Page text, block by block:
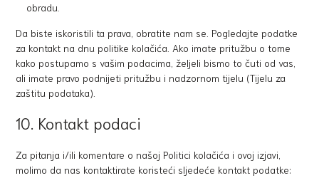
obradu.
Da biste iskoristili ta prava, obratite nam se. Pogledajte podatke
za kontakt na dnu politike kolačića. Ako imate pritužbu o tome
kako postupamo s vašim podacima, željeli bismo to čuti od vas,
ali imate pravo podnijeti pritužbu i nadzornom tijelu (Tijelu za
zaštitu podataka).
10. Kontakt podaci
Za pitanja i/ili komentare o našoj Politici kolačića i ovoj izjavi,
molimo da nas kontaktirate koristeći sljedeće kontakt podatke: